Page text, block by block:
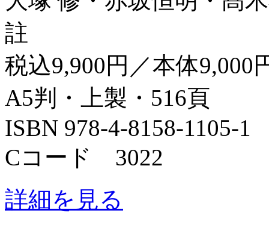
註
税込9,900円／本体9,000
A5判・上製・516頁
ISBN 978-4-8158-1105-1
Cコード 3022
詳細を見る